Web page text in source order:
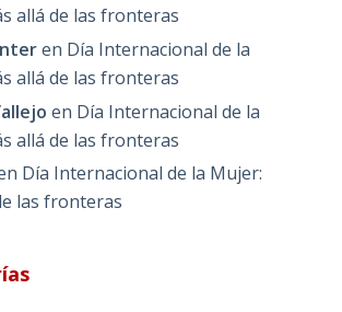
allá de las fronteras
en Día Internacional de la
allá de las fronteras
en Día Internacional de la
allá de las fronteras
Día Internacional de la Mujer:
las fronteras